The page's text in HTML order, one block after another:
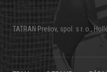
TATRAN Prešov, spol. s r. o.,